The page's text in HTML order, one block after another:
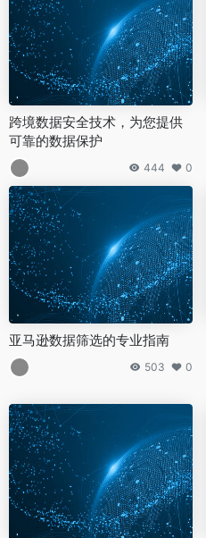
跨境数据安全技术，为您提供
可靠的数据保护
444 0
亚马逊数据筛选的专业指南
503 0